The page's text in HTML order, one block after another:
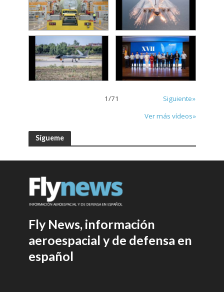
1/71
Siguiente»
Ver más vídeos»
Sígueme
Fly News, información
aeroespacial y de defensa en
español